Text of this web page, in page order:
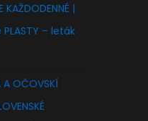
KAŽDODENNÉ |
– leták
A OČOVSKÍ